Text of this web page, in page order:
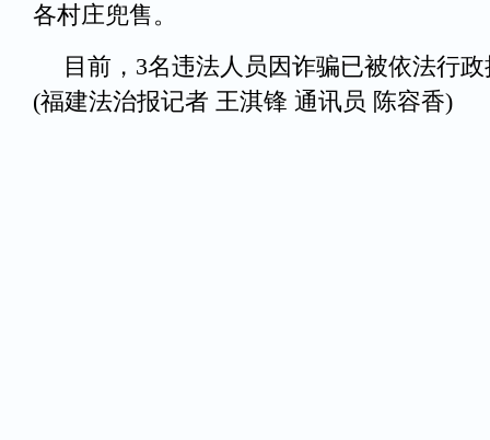
各村庄兜售。
目前，3名违法人员因诈骗已被依法行
(福建法治报记者 王淇锋 通讯员 陈容香)